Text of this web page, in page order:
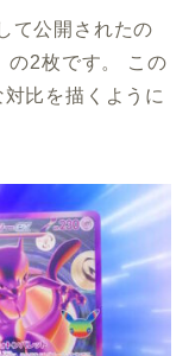
て公開されたの
の2枚です。 この
比を描くように